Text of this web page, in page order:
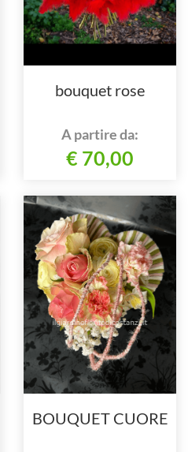
bouquet rose
A partire da:
€ 70,00
BOUQUET CUORE